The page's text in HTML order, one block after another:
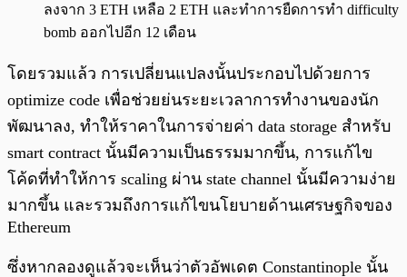
ลงจาก 3 ETH เหลือ 2 ETH และทำการยืดการทำ difficulty
bomb ออกไปอีก 12 เดือน
โดยรวมแล้ว การเปลี่ยนแปลงนั้นประกอบไปด้วยการ
optimize code เพื่อช่วยย่นระยะเวลาการทำงานของนัก
พัฒนาลง, ทำให้ราคาในการจ่ายค่า data storage สำหรับ
smart contract นั้นมีความเป็นธรรมมากขึ้น, การแก้ไข
โค้ดที่ทำให้การ scaling ผ่าน state channel นั้นมีความง่าย
มากขึ้น และรวมถึงการแก้ไขนโยบายด้านเศรษฐกิจของ
Ethereum
ซึ่งหากลองดูแล้วจะเห็นว่าตัวอัพเดต Constantinople นั้น